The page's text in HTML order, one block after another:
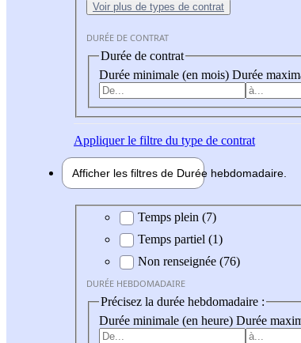
Voir plus de types de contrat
DURÉE DE CONTRAT
Durée de contrat
Durée minimale (en mois) Durée
Appliquerle filtre du type de contrat
Afficher les filtres de Durée hebdomadaire
Durée hebdomadaire
Temps plein (7)
Temps partiel (1)
Non renseignée (76)
DURÉE HEBDOMADAIRE
Précisez la durée hebdomadaire :
Durée minimale (en heure) Durée